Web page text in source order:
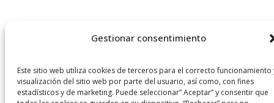
Gestionar consentimiento
Este sitio web utiliza cookies de terceros para el correcto funcionamiento
visualización del sitio web por parte del usuario, así como, con fines
estadísticos y de marketing. Puede seleccionar” Aceptar” y consentir que